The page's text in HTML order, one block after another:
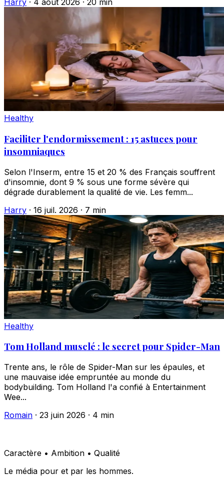
Harry · 4 août 2026 · 20 min
Healthy
Faciliter l'endormissement : 15 astuces pour
insomniaques
Selon l'Inserm, entre 15 et 20 % des Français souffrent
d'insomnie, dont 9 % sous une forme sévère qui
dégrade durablement la qualité de vie. Les femm...
Harry · 16 juil. 2026 · 7 min
Healthy
Tom Holland musclé : le secret pour Spider-Man
Trente ans, le rôle de Spider-Man sur les épaules, et
une mauvaise idée empruntée au monde du
bodybuilding. Tom Holland l'a confié à Entertainment
Wee...
Romain · 23 juin 2026 · 4 min
Caractère • Ambition • Qualité
Le média pour et par les hommes.